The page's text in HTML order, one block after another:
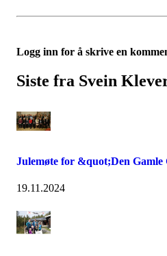
Logg inn for å skrive en
Siste fra Svein
Julemøte for &quot;Den
19.11.2024